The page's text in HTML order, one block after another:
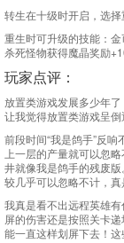
转生在十级时开启，选
重生时可升级的技能：
杀死怪物获得魔晶奖励
玩家点评：
放置类游戏发展多少年
让我觉得放置类游戏呈倒
前段时间“我是鸽手”反
上一层的产量就可以忽
井就像我是鸽手的残废
较几乎可以忽略不计，真
我真是看不出远程英雄
屏的伤害还是按照关卡
能一直这样划屏下去！